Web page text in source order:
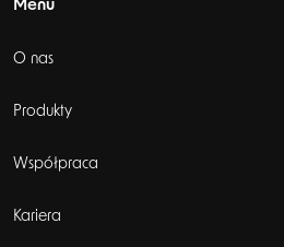
Menu
O nas
Produkty
Współpraca
Kariera